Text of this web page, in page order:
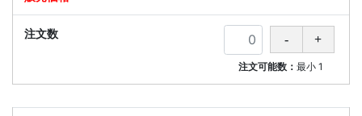
注文可能数：最小 1